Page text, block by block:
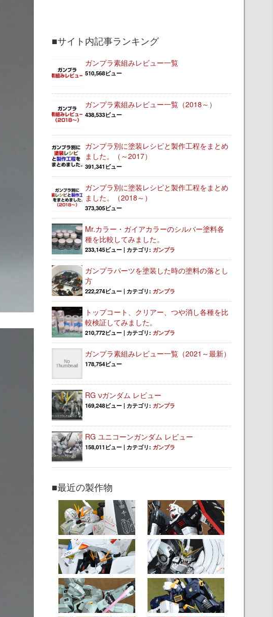
■サイト内記事ランキング
ガンプラ素組みレビュー一覧
510,568ビュー
ガンプラ素組みレビュー一覧（2018～）
438,533ビュー
ガンプラ別に塗装レシピと製作工程をまとめ
ました。（～2017）
391,341ビュー
ガンプラ別に塗装レシピと製作工程をまとめ
ました。（2018～）
373,305ビュー
Mr.カラー・ガイアカラーのシルバー塗料各
種を比較してみました。
233,145ビュー | カテゴリ: ガンプラ
ガンプラパーツを塗装した時の塗料の落とし
方
222,274ビュー | カテゴリ: ガンプラ
トップコート、クリアー、つや消し各種を比
較検証してみました。
210,772ビュー | カテゴリ: ガンプラ
ガンプラ素組みレビュー一覧（2021～最新）
178,754ビュー
RG νガンダム レビュー
169,248ビュー | カテゴリ: ガンプラ
RG ユニコーンガンダム レビュー
158,011ビュー | カテゴリ: ガンプラ
■最近の製作物